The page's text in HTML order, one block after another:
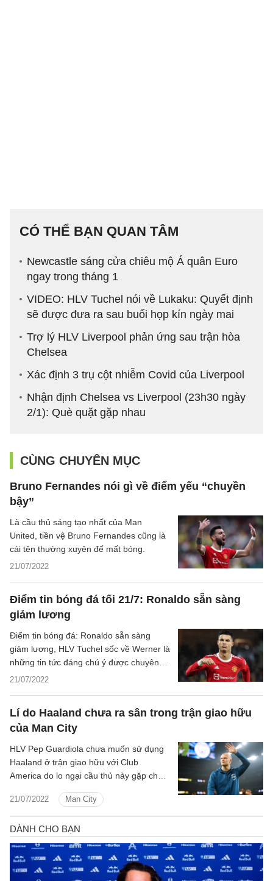
CÓ THỂ BẠN QUAN TÂM
Newcastle sáng cửa chiêu mộ Á quân Euro
ngay trong tháng 1
VIDEO: HLV Tuchel nói về Lukaku: Quyết định
sẽ được đưa ra sau buổi họp kín ngày mai
Trợ lý HLV Liverpool phản ứng sau trận hòa
Chelsea
Xác định 3 trụ cột nhiễm Covid của Liverpool
Nhận định Chelsea vs Liverpool (23h30 ngày
2/1): Què quặt gặp nhau
CÙNG CHUYÊN MỤC
Bruno Fernandes nói gì về điểm yếu “chuyền
bậy”
21/07/2022
Là cầu thủ sáng tạo nhất của Man
United, tiền vệ Bruno Fernandes cũng là
cái tên thường xuyên để mất bóng.
Điểm tin bóng đá tối 21/7: Ronaldo sẵn sàng
giảm lương
21/07/2022
Điểm tin bóng đá: Ronaldo sẵn sàng
giảm lương, HLV Tuchel sốc về Werner là
những tin tức đáng chú ý được chuyên
trang Bóng đá 24h tổng hợp tối ngày
Lí do Haaland chưa ra sân trong trận giao hữu
của Man City
21/07/2022 Man City
HLV Pep Guardiola chưa muốn sử dụng
Haaland ở trận giao hữu với Club
America do lo ngại cầu thủ này gặp chấn